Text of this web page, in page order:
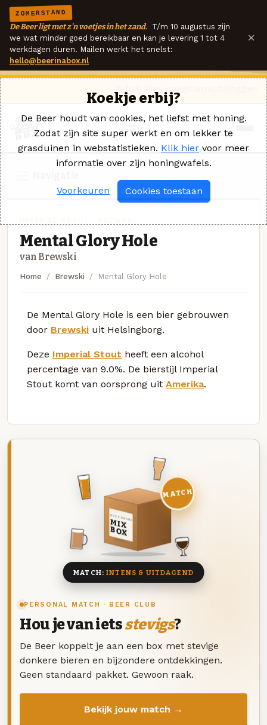
ZOMERSTAND
De Beer ligt met z'n voetjes in het zand. T/m 10 augustus zijn
we wat minder goed bereikbaar en kan je levering 1 tot 4
werkdagen duren. Mailen werkt het snelst:
hello@beerinabox.nl
×
Mental Glory Hole
van Brewski
Home Brewski Mental Glory Hole
De Mental Glory Hole is een bier gebrouwen
door Brewski uit Helsingborg.
Deze Imperial Stout heeft een alcohol
percentage van 9.0%. De bierstijl Imperial
Stout komt van oorsprong uit Amerika.
PERSONAL MATCH · BEER CLUB
Hou je van ietsstevigs?
De Beer koppelt je aan een box met stevige
donkere bieren en bijzondere ontdekkingen.
Geen standaard pakket. Gewoon raak.
Bekijk jouw match →
DEZE MAAND
MIX
BOX
8 BIEREN
MATCH
MATCH:INTENS & UITDAGEND
Koekje erbij?
De Beer houdt van cookies, het liefst met honing.
Zodat zijn site super werkt en om lekker te
grasduinen in webstatistieken. Klik hier voor meer
informatie over zijn honingwafels.
Voorkeuren Cookies toestaan